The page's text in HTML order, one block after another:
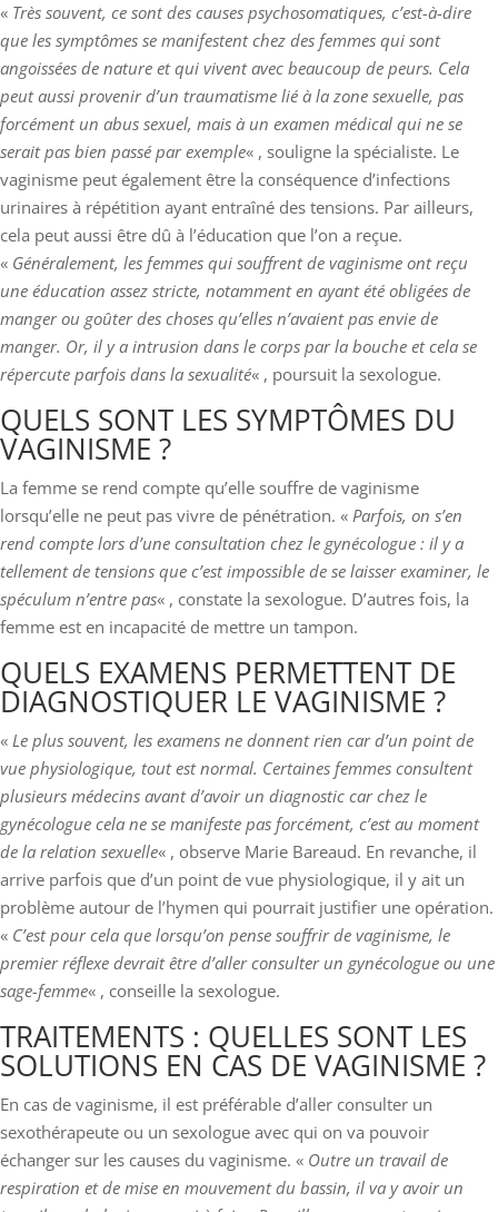
« Très souvent, ce sont des causes psychosomatiques, c’est-à-dire
que les symptômes se manifestent chez des femmes qui sont
angoissées de nature et qui vivent avec beaucoup de peurs. Cela
peut aussi provenir d’un traumatisme lié à la zone sexuelle, pas
forcément un abus sexuel, mais à un examen médical qui ne se
serait pas bien passé par exemple« , souligne la spécialiste. Le
vaginisme peut également être la conséquence d’infections
urinaires à répétition ayant entraîné des tensions. Par ailleurs,
cela peut aussi être dû à l’éducation que l’on a reçue.
« Généralement, les femmes qui souffrent de vaginisme ont reçu
une éducation assez stricte, notamment en ayant été obligées de
manger ou goûter des choses qu’elles n’avaient pas envie de
manger. Or, il y a intrusion dans le corps par la bouche et cela se
répercute parfois dans la sexualité« , poursuit la sexologue.
QUELS SONT LES SYMPTÔMES DU
VAGINISME ?
La femme se rend compte qu’elle souffre de vaginisme
lorsqu’elle ne peut pas vivre de pénétration. « Parfois, on s’en
rend compte lors d’une consultation chez le gynécologue : il y a
tellement de tensions que c’est impossible de se laisser examiner, le
spéculum n’entre pas« , constate la sexologue. D’autres fois, la
femme est en incapacité de mettre un tampon.
QUELS EXAMENS PERMETTENT DE
DIAGNOSTIQUER LE VAGINISME ?
« Le plus souvent, les examens ne donnent rien car d’un point de
vue physiologique, tout est normal. Certaines femmes consultent
plusieurs médecins avant d’avoir un diagnostic car chez le
gynécologue cela ne se manifeste pas forcément, c’est au moment
de la relation sexuelle« , observe Marie Bareaud. En revanche, il
arrive parfois que d’un point de vue physiologique, il y ait un
problème autour de l’hymen qui pourrait justifier une opération.
« C’est pour cela que lorsqu’on pense souffrir de vaginisme, le
premier réflexe devrait être d’aller consulter un gynécologue ou une
sage-femme« , conseille la sexologue.
TRAITEMENTS : QUELLES SONT LES
SOLUTIONS EN CAS DE VAGINISME ?
En cas de vaginisme, il est préférable d’aller consulter un
sexothérapeute ou un sexologue avec qui on va pouvoir
échanger sur les causes du vaginisme. « Outre un travail de
respiration et de mise en mouvement du bassin, il va y avoir un